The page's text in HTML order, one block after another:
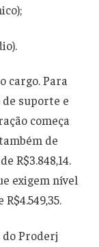
cargo. Para
suporte e
começa
de
R$3.848,14.
exigem nível
Proderj